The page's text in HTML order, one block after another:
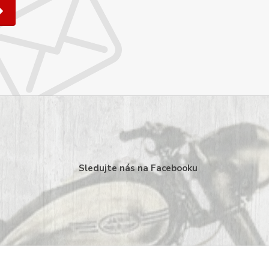
Sledujte nás na Facebooku